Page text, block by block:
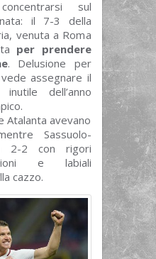
sul
il 7-3 della
venuta a Roma
per prendere
. Delusione per
assegnare il
dell’anno
Atalanta avevano
Sassuolo-
2-2 con rigori
e labiali
cazzo.